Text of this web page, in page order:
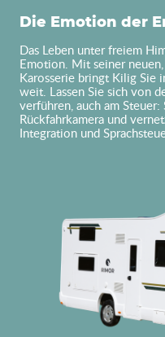
Die Emotion der
Das Leben unter freiem
Emotion. Mit seiner
Karosserie bringt Kilig Sie
weit. Lassen Sie sich von
verführen, auch am
Rückfahrkamera und
Integration und